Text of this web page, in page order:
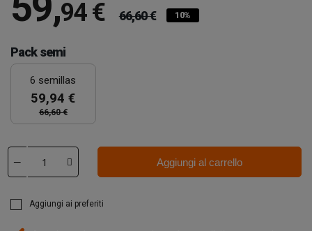
94 € 66,60 € 10%
Pack semi
6 semillas
59,94 €
66,60 €
Aggiungi al carrello
Aggiungi ai preferiti